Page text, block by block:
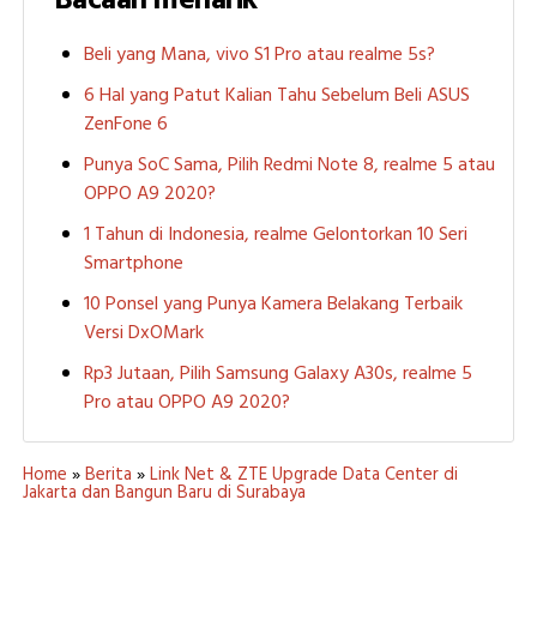
Beli yang Mana, vivo S1 Pro atau realme 5s?
6 Hal yang Patut Kalian Tahu Sebelum Beli ASUS
ZenFone 6
Punya SoC Sama, Pilih Redmi Note 8, realme 5 atau
OPPO A9 2020?
1 Tahun di Indonesia, realme Gelontorkan 10 Seri
Smartphone
10 Ponsel yang Punya Kamera Belakang Terbaik
Versi DxOMark
Rp3 Jutaan, Pilih Samsung Galaxy A30s, realme 5
Pro atau OPPO A9 2020?
Home »Berita »Link Net & ZTE Upgrade Data Center di
Jakarta dan Bangun Baru di Surabaya